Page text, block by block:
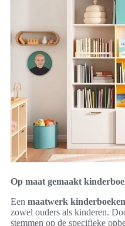
Op maat gemaakt
Een maatwerk
zowel ouders als kinderen.
stemmen op de specifieke